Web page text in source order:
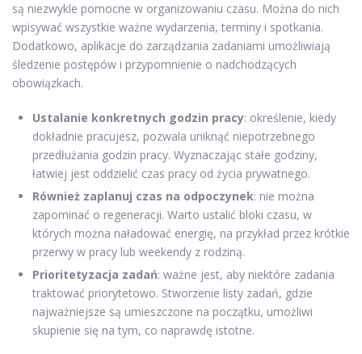
są niezwykle pomocne w organizowaniu czasu. Można do nich
wpisywać wszystkie ważne wydarzenia, terminy i spotkania.
Dodatkowo, aplikacje do zarządzania zadaniami umożliwiają
śledzenie postępów i przypomnienie o nadchodzących
obowiązkach.
Ustalanie konkretnych godzin pracy: określenie, kiedy
dokładnie pracujesz, pozwala uniknąć niepotrzebnego
przedłużania godzin pracy. Wyznaczając stałe godziny,
łatwiej jest oddzielić czas pracy od życia prywatnego.
Również zaplanuj czas na odpoczynek: nie można
zapominać o regeneracji. Warto ustalić bloki czasu, w
których można naładować energię, na przykład przez krótkie
przerwy w pracy lub weekendy z rodziną.
Prioritetyzacja zadań: ważne jest, aby niektóre zadania
traktować priorytetowo. Stworzenie listy zadań, gdzie
najważniejsze są umieszczone na początku, umożliwi
skupienie się na tym, co naprawdę istotne.